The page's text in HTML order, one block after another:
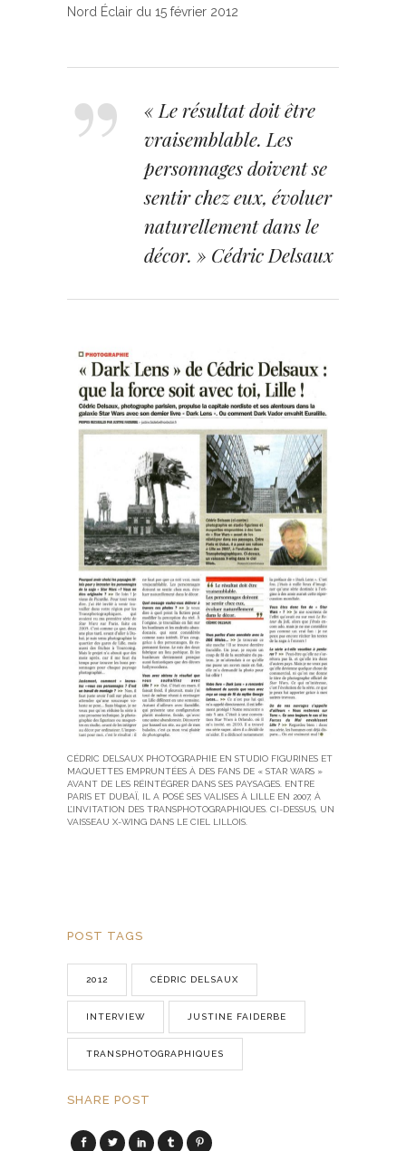
Nord Éclair du 15 février 2012
« Le résultat doit être
vraisemblable. Les
personnages doivent se
sentir chez eux, évoluer
naturellement dans le
décor. » Cédric Delsaux
CÉDRIC DELSAUX PHOTOGRAPHIE EN STUDIO FIGURINES ET
MAQUETTES EMPRUNTÉES À DES FANS DE « STAR WARS »
AVANT DE LES RÉINTÉGRER DANS SES PAYSAGES. ENTRE
PARIS ET DUBAÏ, IL A POSÉ SES VALISES À LILLE EN 2007, À
L’INVITATION DES TRANSPHOTOGRAPHIQUES. CI-DESSUS, UN
VAISSEAU X-WING DANS LE CIEL LILLOIS.
POST TAGS
2012 CÉDRIC DELSAUX
INTERVIEW JUSTINE FAIDERBE
TRANSPHOTOGRAPHIQUES
SHARE POST